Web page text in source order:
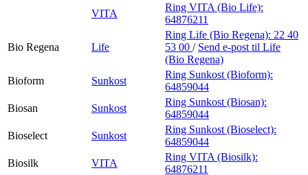
VITA
Ring VITA (Bio Life):
64876211
Bio Regena Life
Ring Life (Bio Regena): 22 40
53 00 / Send e-post til Life
(Bio Regena)
Bioform
Sunkost
Ring Sunkost (Bioform):
64859044
Biosan
Sunkost
Ring Sunkost (Biosan):
64859044
Bioselect
Sunkost
Ring Sunkost (Bioselect):
64859044
Biosilk
VITA
Ring VITA (Biosilk):
64876211